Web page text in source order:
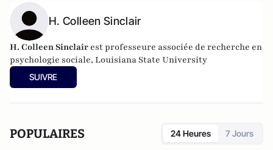
H. Colleen Sinclair
H. Colleen Sinclair est professeure associée de recherche en
psychologie sociale, Louisiana State University
SUIVRE
POPULAIRES 24 Heures 7 Jours